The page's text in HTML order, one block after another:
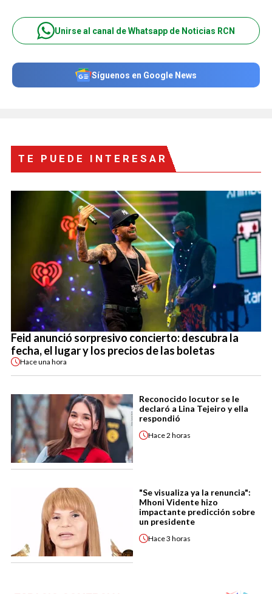
Unirse al canal de Whatsapp de Noticias RCN
Síguenos en Google News
TE PUEDE INTERESAR
Feid anunció sorpresivo concierto: descubra la
fecha, el lugar y los precios de las boletas
Haceuna hora
Reconocido locutor se le
declaró a Lina Tejeiro y ella
respondió
Hace2 horas
"Se visualiza ya la renuncia":
Mhoni Vidente hizo
impactante predicción sobre
un presidente
Hace3 horas